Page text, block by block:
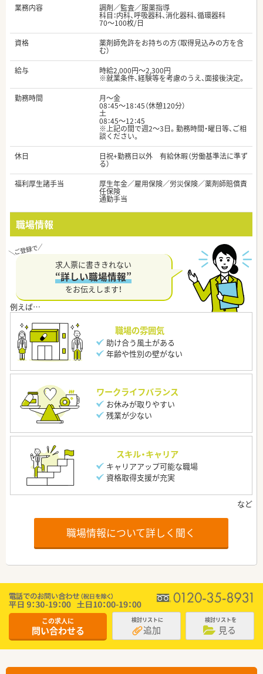
業務内容
調剤／監査／服薬指導
科目：内科、呼吸器科、消化器科、循環器科
70～100枚/日
資格
薬剤師免許をお持ちの方（取得見込みの方を含
む）
給与
時給2,000円～2,300円
※就業条件、経験等を考慮のうえ、面接後決定。
勤務時間
月～金
08：45～18：45（休憩120分）
土
08：45～12：45
※上記の間で週2～3日。勤務時間・曜日等、ご相
談ください。
休日
日祝+勤務日以外 有給休暇（労働基準法に準ず
る）
福利厚生諸手当
厚生年金／雇用保険／労災保険／薬剤師賠償責
任保険
通勤手当
職場情報
求人票に書ききれない
“詳しい職場情報”
をお伝えします！
職場の雰囲気
助け合う風土がある
年齢や性別の壁がない
ワークライフバランス
お休みが取りやすい
残業が少ない
スキル・キャリア
キャリアアップ可能な職場
資格取得支援が充実
職場情報について詳しく聞く
この求人に
問い合わせる
検討リストに
追加
検討リストを
見る